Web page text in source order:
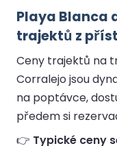
Playa Blanca
trajektů z
Ceny trajektů na
Corralejo jsou
na poptávce,
předem si
👉 Typické ceny